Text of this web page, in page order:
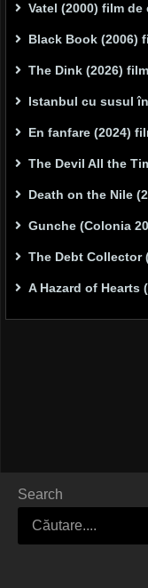
Vatel (2000) film de
Black Book (2006)
The Dink (2026)
Istanbul cu susul
En fanfare (2024)
The Devil All the
Death on the Nile
Gunche (Colonia
The Debt Collector
A Hazard of Hearts
Search